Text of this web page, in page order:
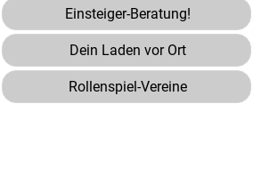
Einsteiger-Beratung!
Dein Laden vor Ort
Rollenspiel-Vereine